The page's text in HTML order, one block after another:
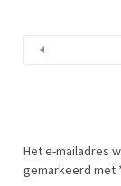
Het e-mailadres
gemarkeerd met